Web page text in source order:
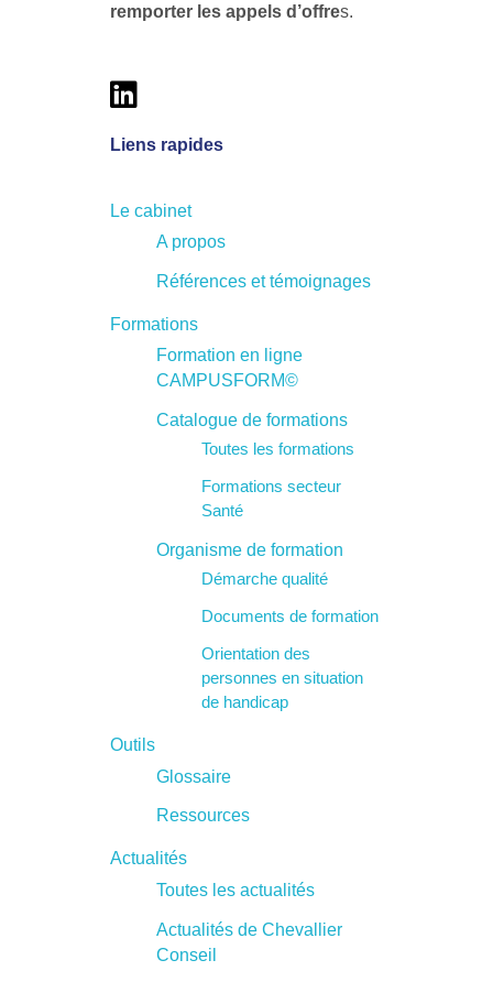
remporter les appels d’offres.
Liens rapides
Le cabinet
A propos
Références et témoignages
Formations
Formation en ligne
CAMPUSFORM©
Catalogue de formations
Toutes les formations
Formations secteur
Santé
Organisme de formation
Démarche qualité
Documents de formation
Orientation des
personnes en situation
de handicap
Outils
Glossaire
Ressources
Actualités
Toutes les actualités
Actualités de Chevallier
Conseil